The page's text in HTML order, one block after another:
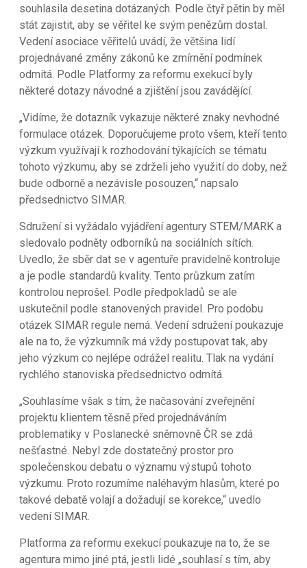
souhlasila desetina dotázaných. Podle čtyř pětin by měl
stát zajistit, aby se věřitel ke svým penězům dostal.
Vedení asociace věřitelů uvádí, že většina lidí
projednávané změny zákonů ke zmírnění podmínek
odmítá. Podle Platformy za reformu exekucí byly
některé dotazy návodné a zjištění jsou zavádějící.
„Vidíme, že dotazník vykazuje některé znaky nevhodné
formulace otázek. Doporučujeme proto všem, kteří tento
výzkum využívají k rozhodování týkajících se tématu
tohoto výzkumu, aby se zdrželi jeho využití do doby, než
bude odborně a nezávisle posouzen,“ napsalo
předsednictvo SIMAR.
Sdružení si vyžádalo vyjádření agentury STEM/MARK a
sledovalo podněty odborníků na sociálních sítích.
Uvedlo, že sběr dat se v agentuře pravidelně kontroluje
a je podle standardů kvality. Tento průzkum zatím
kontrolou neprošel. Podle předpokladů se ale
uskutečnil podle stanovených pravidel. Pro podobu
otázek SIMAR regule nemá. Vedení sdružení poukazuje
ale na to, že výzkumník má vždy postupovat tak, aby
jeho výzkum co nejlépe odrážel realitu. Tlak na vydání
rychlého stanoviska předsednictvo odmítá.
„Souhlasíme však s tím, že načasování zveřejnění
projektu klientem těsně před projednáváním
problematiky v Poslanecké sněmovně ČR se zdá
nešťastné. Nebyl zde dostatečný prostor pro
společenskou debatu o významu výstupů tohoto
výzkumu. Proto rozumíme naléhavým hlasům, které po
takové debatě volají a dožadují se korekce,“ uvedlo
vedení SIMAR.
Platforma za reformu exekucí poukazuje na to, že se
agentura mimo jiné ptá, jestli lidé „souhlasí s tím, aby